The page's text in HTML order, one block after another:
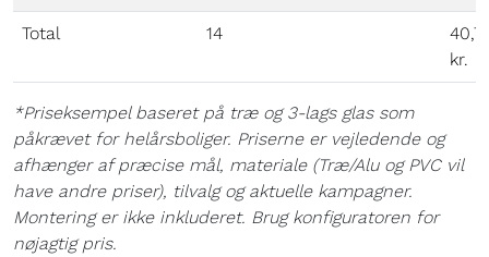
Total 14
kr.
*Priseksempel baseret på træ og 3-lags glas som
påkrævet for helårsboliger. Priserne er vejledende og
afhænger af præcise mål, materiale (Træ/Alu og PVC vil
have andre priser), tilvalg og aktuelle kampagner.
Montering er ikke inkluderet. Brug konfiguratoren for
nøjagtig pris.